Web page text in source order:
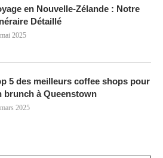
en Nouvelle-Zélande : Notre
Détaillé
2025
5 des meilleurs coffee shops pour
brunch à Queenstown
2025